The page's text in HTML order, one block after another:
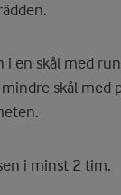
i en skål med
skål med
i minst 2 tim.